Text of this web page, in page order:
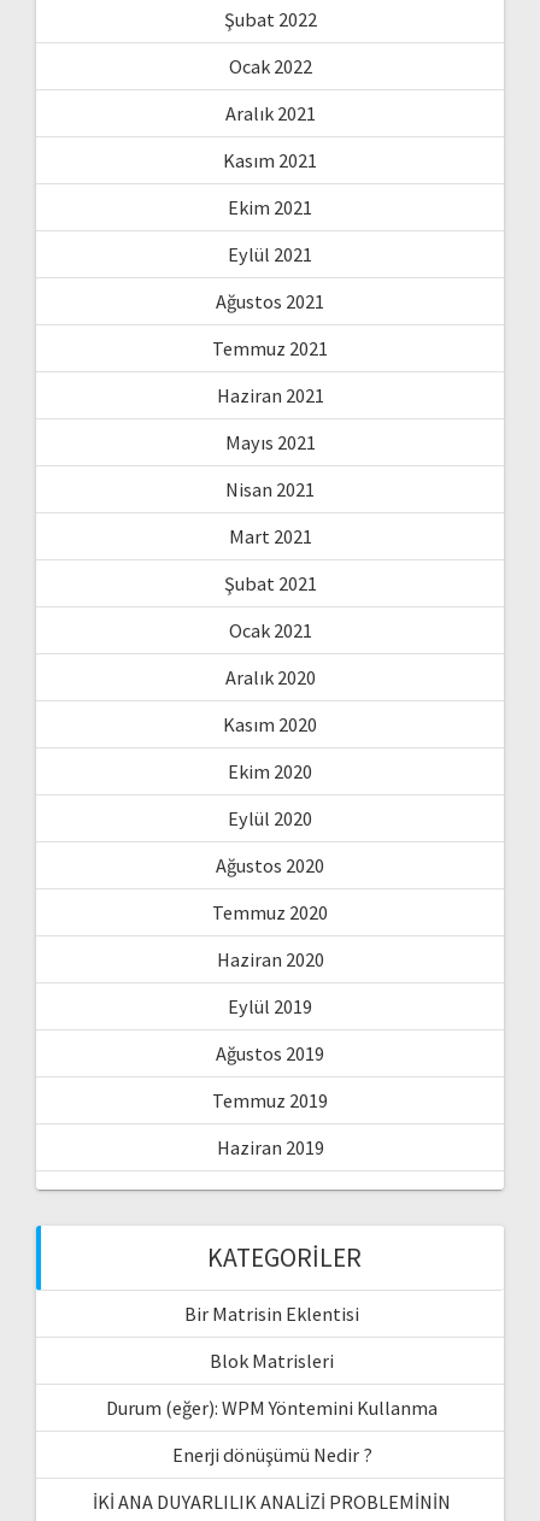
Şubat 2022
Ocak 2022
Aralık 2021
Kasım 2021
Ekim 2021
Eylül 2021
Ağustos 2021
Temmuz 2021
Haziran 2021
Mayıs 2021
Nisan 2021
Mart 2021
Şubat 2021
Ocak 2021
Aralık 2020
Kasım 2020
Ekim 2020
Eylül 2020
Ağustos 2020
Temmuz 2020
Haziran 2020
Eylül 2019
Ağustos 2019
Temmuz 2019
Haziran 2019
KATEGORILER
Bir Matrisin Eklentisi
Blok Matrisleri
Durum (eğer): WPM Yöntemini Kullanma
Enerji dönüşümü Nedir ?
İKİ ANA DUYARLILIK ANALİZİ PROBLEMİNİN